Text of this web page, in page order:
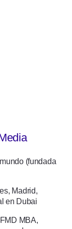
(fundada
Madrid,
en Dubai
MBA,